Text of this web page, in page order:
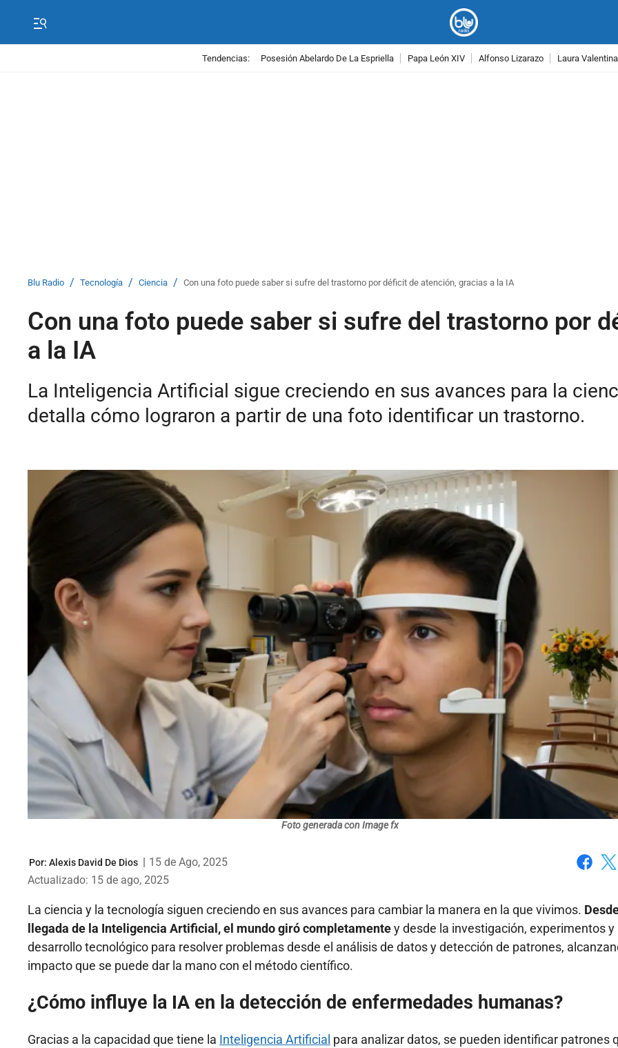
Tendencias: Posesión Abelardo De La Espriella Papa León XIV Alfonso Lizarazo Laura
Blu Radio / Tecnología / Ciencia / Con una foto puede saber si sufre del trastorno por déficit de atención, gracias a la IA
Con una foto puede saber si sufre del trastorno por
a la IA
La Inteligencia Artificial sigue creciendo en sus avances para la
detalla cómo lograron a partir de una foto identificar un trastorno.
Foto generada con Image fx
Por: Alexis David De Dios | 15 de Ago, 2025
Actualizado: 15 de ago, 2025
La ciencia y la tecnología siguen creciendo en sus avances para cambiar la manera en la que vivimos.
llegada de la Inteligencia Artificial, el mundo giró completamentey desde la investigación, experimentos y
desarrollo tecnológico para resolver problemas desde el análisis de datos y detección de patrones,
impacto que se puede dar la mano con el método científico.
¿Cómo influye la IA en la detección de enfermedades humanas?
Gracias a la capacidad que tiene la Inteligencia Artificial para analizar datos, se pueden identificar patrones